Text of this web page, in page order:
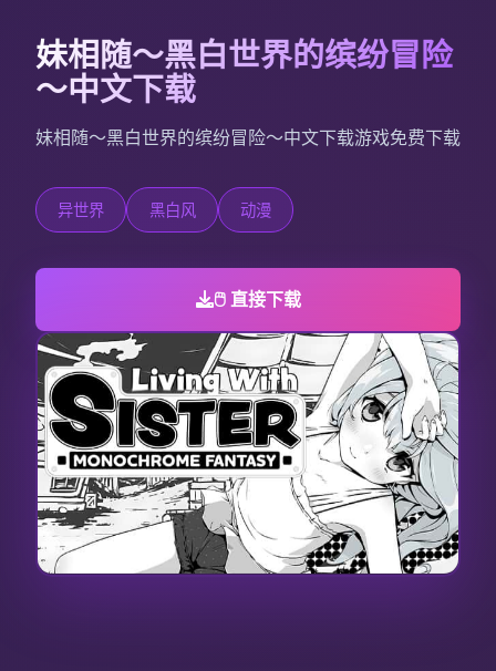
妹相随～黑白世界的缤纷冒险
～中文下载
妹相随～黑白世界的缤纷冒险～中文下载游戏免费下载
异世界 黑白风 动漫
🖱️ 直接下载